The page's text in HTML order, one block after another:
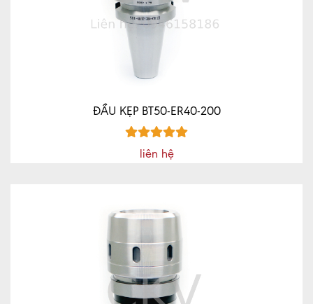
ĐẦU KẸP BT50-ER40-200
liên hệ